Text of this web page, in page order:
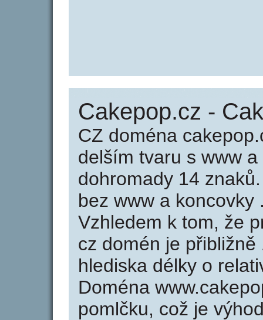
Cakepop.cz -
CZ doména
delším tvaru s www
dohromady 14
bez www a
Vzhledem k tom, že
cz domén je
hlediska délky o
Doména
pomlčku, což je